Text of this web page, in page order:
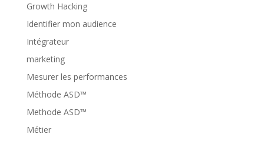
Growth Hacking
Identifier mon audience
Intégrateur
marketing
Mesurer les performances
Méthode ASD™
Methode ASD™
Métier